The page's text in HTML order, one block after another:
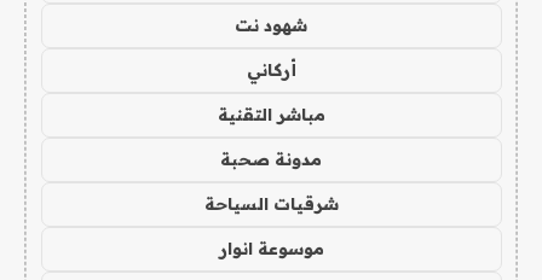
شهود نت
أركاني
مباشر التقنية
مدونة صحبة
شرقيات السياحة
موسوعة انوار